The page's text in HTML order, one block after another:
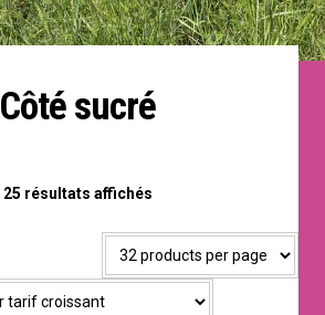
Côté sucré
25 résultats affichésTrié
prix
croissant